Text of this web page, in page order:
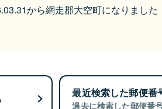
から網走郡大空町になりました
最近検索した郵便番
過去に検索した郵便番